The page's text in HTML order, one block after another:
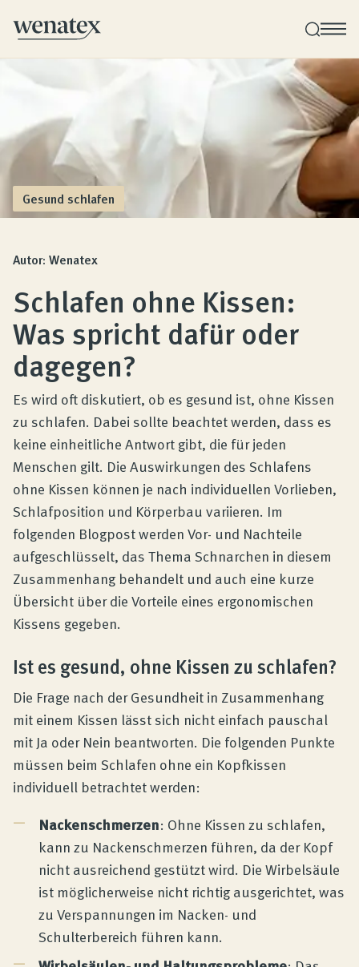
Wenatex Schlafberatung
Produktberatung zu Hause, im Store oder online!
Produkte
Qualität und Garantie
Kundenbewertungen
Produktberatung
Unternehmen
Kontakt
Magazin
Gesund schlafen
Autor: Wenatex
Schlafen ohne Kissen:
Was spricht dafür oder
dagegen?
Es wird oft diskutiert, ob es gesund ist, ohne Kissen
zu schlafen. Dabei sollte beachtet werden, dass es
keine einheitliche Antwort gibt, die für jeden
Menschen gilt. Die Auswirkungen des Schlafens
ohne Kissen können je nach individuellen Vorlieben,
Schlafposition und Körperbau variieren. Im
folgenden Blogpost werden Vor- und Nachteile
aufgeschlüsselt, das Thema Schnarchen in diesem
Zusammenhang behandelt und auch eine kurze
Übersicht über die Vorteile eines ergonomischen
Kissens gegeben.
Ist es gesund, ohne Kissen zu schlafen?
Die Frage nach der Gesundheit in Zusammenhang
mit einem Kissen lässt sich nicht einfach pauschal
mit Ja oder Nein beantworten. Die folgenden Punkte
müssen beim Schlafen ohne ein Kopfkissen
individuell betrachtet werden:
Nackenschmerzen: Ohne Kissen zu schlafen,
kann zu Nackenschmerzen führen, da der Kopf
nicht ausreichend gestützt wird. Die Wirbelsäule
ist möglicherweise nicht richtig ausgerichtet, was
zu Verspannungen im Nacken- und
Schulterbereich führen kann.